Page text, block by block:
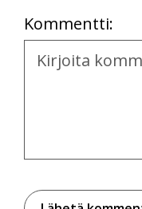
Kommentti:
Kommentti